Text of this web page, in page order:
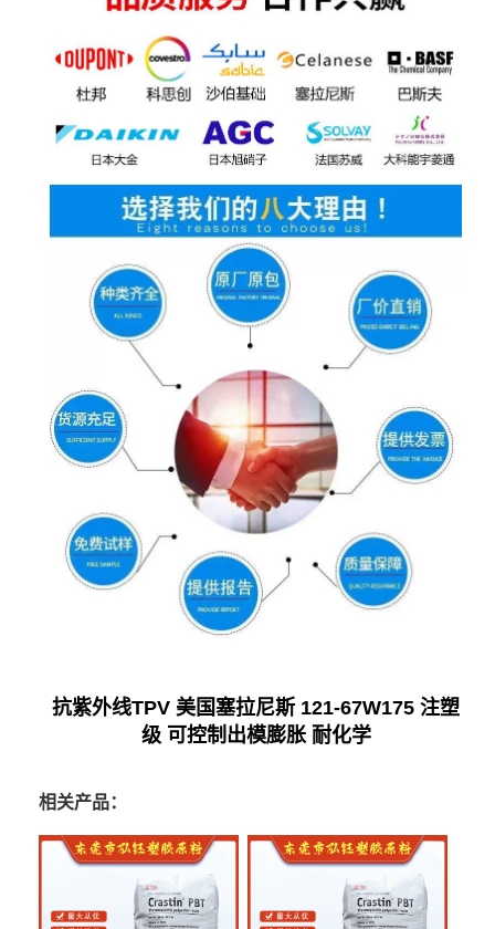
抗紫外线TPV 美国塞拉尼斯 121-67W175 注塑
级 可控制出模膨胀 耐化学
相关产品：